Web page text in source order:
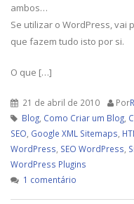
ambos…
Se utilizar o WordPress, vai
que fazem tudo isto por si.
O que […]
21 de abril de 2010 Por
Blog, Como Criar um Blog,
SEO, Google XML Sitemaps,
WordPress, SEO WordPress,
WordPress Plugins
1 comentário